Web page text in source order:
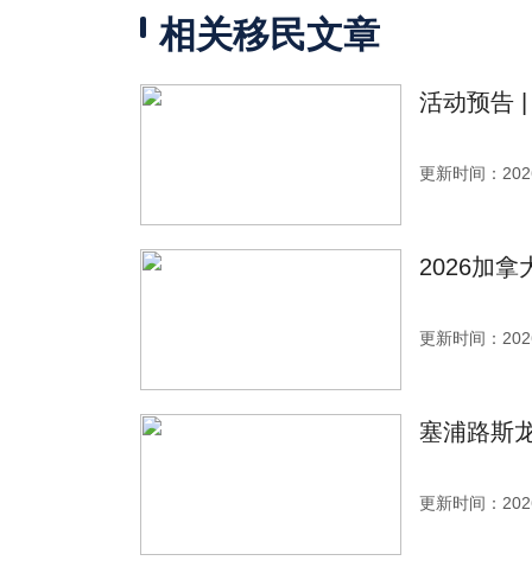
相关移民文章
活动预告
更新时间：
2026加拿
更新时间：
塞浦路斯
更新时间：